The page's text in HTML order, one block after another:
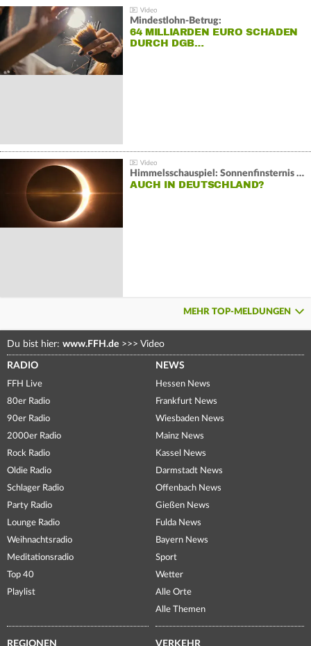
Mindestlohn-Betrug:
64 MILLIARDEN EURO SCHADEN
DURCH DGB…
Himmelsschauspiel: Sonnenfinsternis über Spanien
AUCH IN DEUTSCHLAND?
MEHR TOP-MELDUNGEN
Du bist hier: www.FFH.de >>> Video
RADIO
FFH Live
80er Radio
90er Radio
2000er Radio
Rock Radio
Oldie Radio
Schlager Radio
Party Radio
Lounge Radio
Weihnachtsradio
Meditationsradio
Top 40
Playlist
NEWS
Hessen News
Frankfurt News
Wiesbaden News
Mainz News
Kassel News
Darmstadt News
Offenbach News
Gießen News
Fulda News
Bayern News
Sport
Wetter
Alle Orte
Alle Themen
REGIONEN VERKEHR